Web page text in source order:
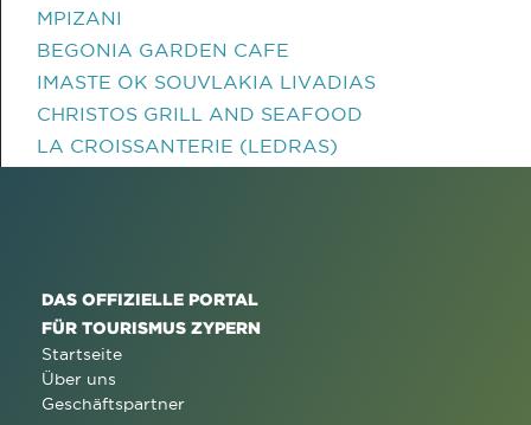
MPIZANI
BEGONIA GARDEN CAFE
IMASTE OK SOUVLAKIA LIVADIAS
CHRISTOS GRILL AND SEAFOOD
LA CROISSANTERIE (LEDRAS)
DAS OFFIZIELLE PORTAL
FÜR TOURISMUS ZYPERN
Startseite
Über uns
Geschäftspartner